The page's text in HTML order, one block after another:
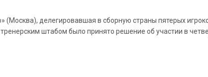
(Москва), делегировавшая в сборную страны пятерых
штабом было принято решение об участии в